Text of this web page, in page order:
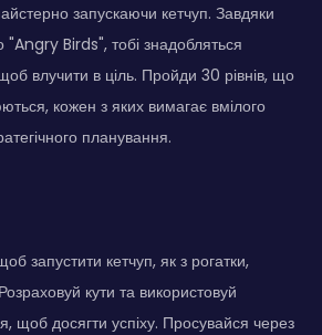
запускаючи кетчуп. Завдяки
"Angry Birds", тобі знадобляться
щоб влучити в ціль. Пройди 30 рівнів, що
кожен з яких вимагає вмілого
планування.
запустити кетчуп, як з рогатки,
кути та використовуй
щоб досягти успіху. Просувайся через